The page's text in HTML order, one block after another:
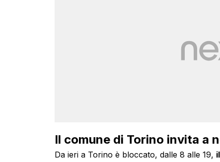
Il comune di Torino invita a
Da ieri a Torino è bloccato, dalle 8 alle 19,